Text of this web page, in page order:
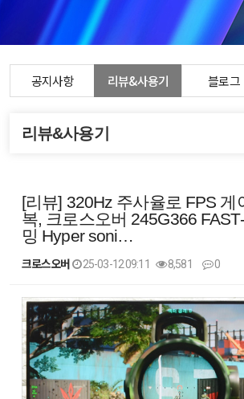
공지사항 리뷰&사용기 블로그
리뷰&사용기
[리뷰] 320Hz 주사율로 FPS 게
복, 크로스오버 245G366
밍 Hyper soni…
크로스오버 25-03-12 09:11 8,581 0
본문